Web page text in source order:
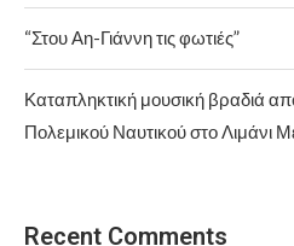
“Στου Αη-Γιάννη τις φωτιές”
Καταπληκτική μουσική βραδιά
Πολεμικού Ναυτικού στο Λιμάνι
Recent Comments